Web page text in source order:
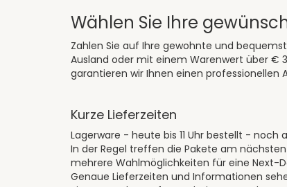
Wählen Sie Ihre
Zahlen Sie auf Ihre gewohnte und
Ausland oder mit einem Warenwert über €
garantieren wir Ihnen einen professionellen
Kurze Lieferzeiten
Lagerware - heute bis 11 Uhr bestellt -
In der Regel treffen die Pakete am
mehrere Wahlmöglichkeiten für eine Next-
Genaue Lieferzeiten und Informationen